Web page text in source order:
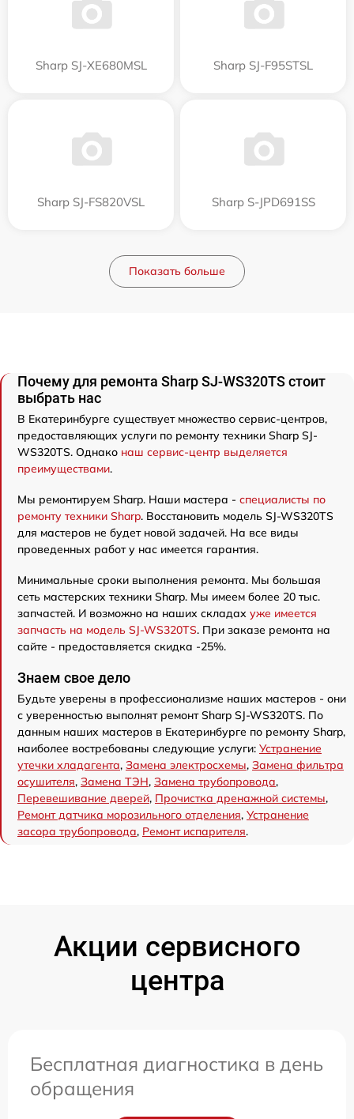
Sharp SJ-XE680MSL Sharp SJ-F95STSL
Sharp SJ-FS820VSL Sharp S-JPD691SS
Показать больше
Почему для ремонта Sharp SJ-WS320TS стоит
выбрать нас
В Екатеринбурге существует множество сервис-центров,
предоставляющих услуги по ремонту техники Sharp SJ-
WS320TS. Однако наш сервис-центр выделяется
преимуществами.
Мы ремонтируем Sharp. Наши мастера - специалисты по
ремонту техники Sharp. Восстановить модель SJ-WS320TS
для мастеров не будет новой задачей. На все виды
проведенных работ у нас имеется гарантия.
Минимальные сроки выполнения ремонта. Мы большая
сеть мастерских техники Sharp. Мы имеем более 20 тыс.
запчастей. И возможно на наших складах уже имеется
запчасть на модель SJ-WS320TS. При заказе ремонта на
сайте - предоставляется скидка -25%.
Знаем свое дело
Будьте уверены в профессионализме наших мастеров - они
с уверенностью выполнят ремонт Sharp SJ-WS320TS. По
данным наших мастеров в Екатеринбурге по ремонту Sharp,
наиболее востребованы следующие услуги: Устранение
утечки хладагента, Замена электросхемы, Замена фильтра
осушителя, Замена ТЭН, Замена трубопровода,
Перевешивание дверей, Прочистка дренажной системы,
Ремонт датчика морозильного отделения, Устранение
засора трубопровода, Ремонт испарителя.
Акции сервисного
центра
Бесплатная диагностика в день
обращения